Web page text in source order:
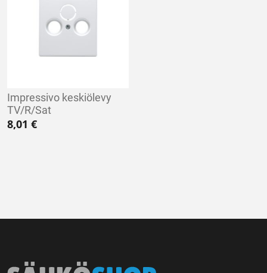
Impressivo keskiölevy
TV/R/Sat
8,01 €